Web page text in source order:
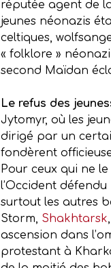
réputée agent de
jeunes néonazis
celtiques,
« folklore »
second Maïdan
Le refus des
Jytomyr, où les
dirigé par un
fondèrent
Pour ceux qui ne
l’Occident
surtout les autres
Storm, Shakhtarsk
ascension dans
protestant à